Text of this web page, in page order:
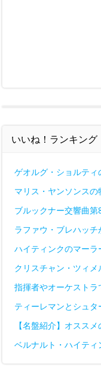
いいね！ランキング
ゲオルグ・ショルテ
マリス・ヤンソンス
ブルックナー交響曲
ラファウ・ブレハッ
ハイティンクのマー
クリスチャン・ツィ
指揮者やオーケストラ
ティーレマンとシュ
【名盤紹介】オスス
ベルナルト・ハイティ